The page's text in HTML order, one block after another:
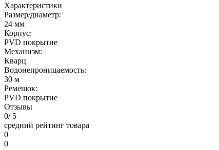
Характеристики
Размер/диаметр:
24 мм
Корпус:
PVD покрытие
Механизм:
Кварц
Водонепроницаемость:
30 м
Ремешок:
PVD покрытие
Отзывы
0/ 5
средний рейтинг товара
0
0